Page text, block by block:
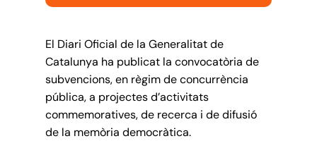
El Diari Oficial de la Generalitat de
Catalunya ha publicat la convocatòria de
subvencions, en règim de concurrència
pública, a projectes d’activitats
commemoratives, de recerca i de difusió
de la memòria democràtica.